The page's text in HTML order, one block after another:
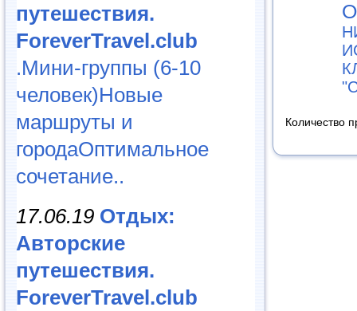
путешествия.
ForeverTravel.club
.Мини-группы (6-10
человек)Новые
маршруты и
городаОптимальное
сочетание..
17.06.19 Отдых:
Авторские
путешествия.
ForeverTravel.club
Количество